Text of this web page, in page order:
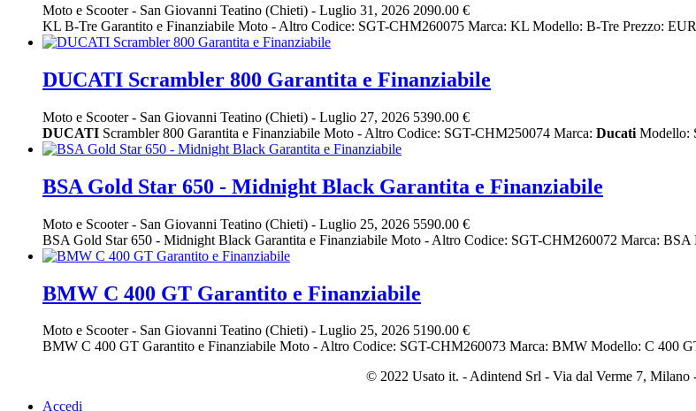
Moto e Scooter- San Giovanni Teatino (Chieti) - Luglio 31, 2026 2090.00 €
KL B-Tre Garantito e Finanziabile Moto - Altro Codice: SGT-CHM260075 Marca: KL Modello: B-Tre Prezzo:
DUCATI Scrambler 800 Garantita e Finanziabile
Moto e Scooter- San Giovanni Teatino (Chieti) - Luglio 27, 2026 5390.00 €
DUCATI Scrambler 800 Garantita e Finanziabile Moto - Altro Codice: SGT-CHM250074 Marca: Ducati Modello:
BSA Gold Star 650 - Midnight Black Garantita e Finanziabile
Moto e Scooter- San Giovanni Teatino (Chieti) - Luglio 25, 2026 5590.00 €
BSA Gold Star 650 - Midnight Black Garantita e Finanziabile Moto - Altro Codice: SGT-CHM260072 Marca:
BMW C 400 GT Garantito e Finanziabile
Moto e Scooter- San Giovanni Teatino (Chieti) - Luglio 25, 2026 5190.00 €
BMW C 400 GT Garantito e Finanziabile Moto - Altro Codice: SGT-CHM260073 Marca: BMW Modello: C 400
© 2022 Usato it. - Adintend Srl - Via dal Verme 7, Milano
Accedi